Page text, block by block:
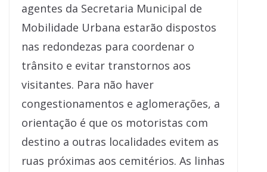
agentes da Secretaria Municipal de
Mobilidade Urbana estarão dispostos
nas redondezas para coordenar o
trânsito e evitar transtornos aos
visitantes. Para não haver
congestionamentos e aglomerações, a
orientação é que os motoristas com
destino a outras localidades evitem as
ruas próximas aos cemitérios. As linhas